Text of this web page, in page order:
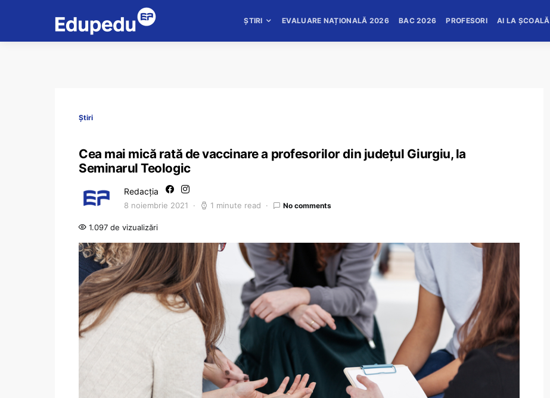
ȘTIRI EVALUARE NAȚIONALĂ 2026 BAC 2026 PROFESORI AI LA ȘCOALĂ
Știri
Cea mai mică rată de vaccinare a profesorilor din judeţul Giurgiu, la
Seminarul Teologic
Redacția
8 noiembrie 2021 1 minute read No comments
1.097 de vizualizări